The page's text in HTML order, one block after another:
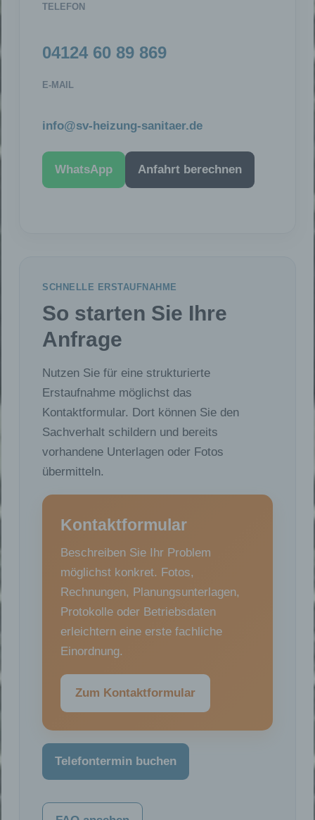
TELEFON
04124 60 89 869
E-MAIL
info@sv-heizung-sanitaer.de
WhatsApp Anfahrt berechnen
SCHNELLE ERSTAUFNAHME
So starten Sie Ihre
Anfrage
Nutzen Sie für eine strukturierte
Erstaufnahme möglichst das
Kontaktformular. Dort können Sie den
Sachverhalt schildern und bereits
vorhandene Unterlagen oder Fotos
übermitteln.
Kontaktformular
Beschreiben Sie Ihr Problem
möglichst konkret. Fotos,
Rechnungen, Planungsunterlagen,
Protokolle oder Betriebsdaten
erleichtern eine erste fachliche
Einordnung.
Zum Kontaktformular
Telefontermin buchen